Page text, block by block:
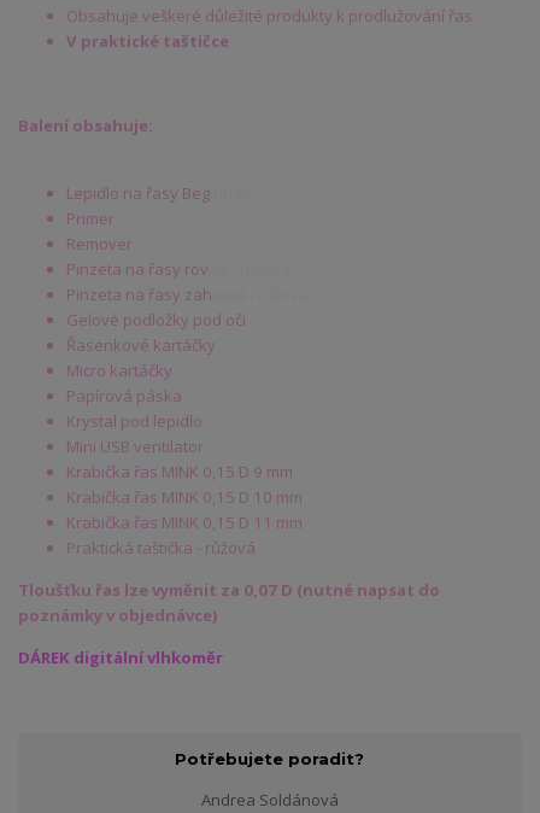
Obsahuje veškeré důležité produkty k prodlužování řas
V praktické taštičce
Balení obsahuje:
Lepidlo na řasy Beginner
Primer
Remover
Pinzeta na řasy rovná - růžová
Pinzeta na řasy zahnutá - růžová
Gelové podložky pod oči
Řasenkové kartáčky
Micro kartáčky
Papírová páska
Krystal pod lepidlo
Mini USB ventilator
Krabička řas MINK 0,15 D 9 mm
Krabička řas MINK 0,15 D 10 mm
Krabička řas MINK 0,15 D 11 mm
Praktická taštička - růžová
Tloušťku řas lze vyměnit za 0,07 D (nutné napsat do
poznámky v objednávce)
DÁREK digitální vlhkoměr
Potřebujete poradit?
Andrea Soldánová